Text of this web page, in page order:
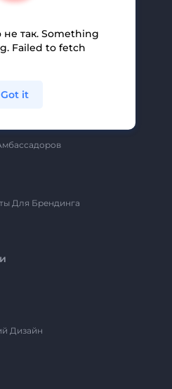
Программа
Для Брендинга
Дизайн
не так. Something
Failed to fetch
Got it